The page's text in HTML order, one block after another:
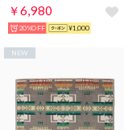
￥6,980
20%OFF ¥1,000
NEW